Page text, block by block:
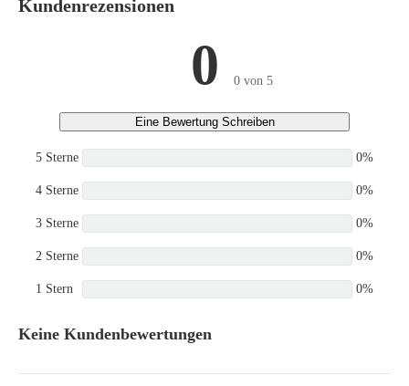
Kundenrezensionen
0 0 von 5
Eine Bewertung Schreiben
5 Sterne 0%
4 Sterne 0%
3 Sterne 0%
2 Sterne 0%
1 Stern 0%
Keine Kundenbewertungen